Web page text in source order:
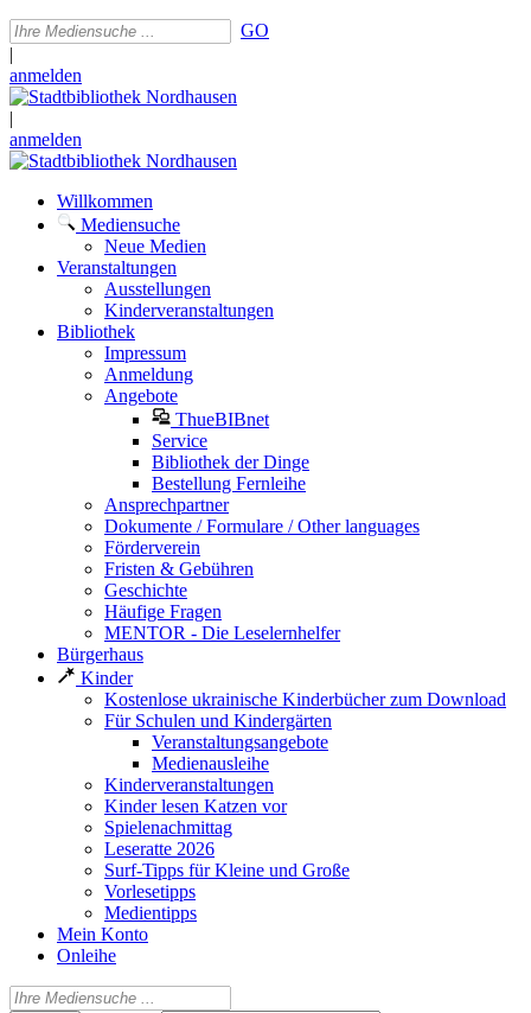
GO
|
anmelden
|
anmelden
Willkommen
Mediensuche
Neue Medien
Veranstaltungen
Ausstellungen
Kinderveranstaltungen
Bibliothek
Impressum
Anmeldung
Angebote
ThueBIBnet
Service
Bibliothek der Dinge
Bestellung Fernleihe
Ansprechpartner
Dokumente / Formulare / Other languages
Förderverein
Fristen & Gebühren
Geschichte
Häufige Fragen
MENTOR - Die Leselernhelfer
Bürgerhaus
Kinder
Kostenlose ukrainische Kinderbücher zum Download
Für Schulen und Kindergärten
Veranstaltungsangebote
Medienausleihe
Kinderveranstaltungen
Kinder lesen Katzen vor
Spielenachmittag
Leseratte 2026
Surf-Tipps für Kleine und Große
Vorlesetipps
Medientipps
Mein Konto
Onleihe